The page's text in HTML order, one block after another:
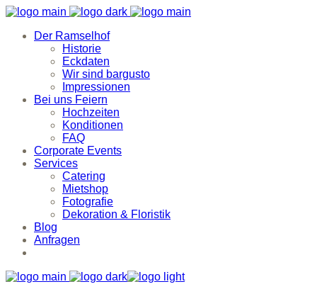
Der Ramselhof
Historie
Eckdaten
Wir sind bargusto
Impressionen
Bei uns Feiern
Hochzeiten
Konditionen
FAQ
Corporate Events
Services
Catering
Mietshop
Fotografie
Dekoration & Floristik
Blog
Anfragen